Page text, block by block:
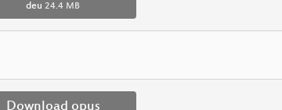
deu 24.4 MB
Download opus